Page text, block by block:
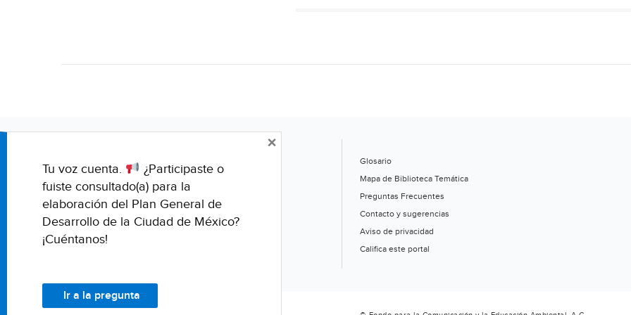
Glosario
Mapa de Biblioteca Temática
Preguntas Frecuentes
Contacto y sugerencias
Aviso de privacidad
Califica este portal
Tu voz cuenta.
¿Participaste o
fuiste consultado(a) para la
elaboración del Plan General de
Desarrollo de la Ciudad de México?
¡Cuéntanos!
Ir a la pregunta
×